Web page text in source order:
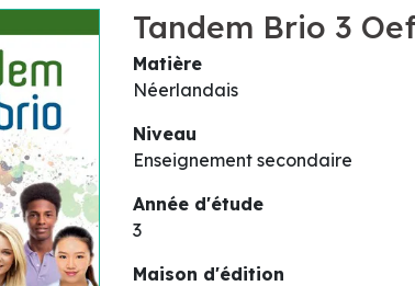
Tandem Brio 3
Matière
Néerlandais
Niveau
Enseignement secondaire
Année d'étude
3
Maison d'édition